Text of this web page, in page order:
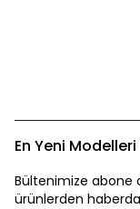
En Yeni
Bültenimize abone
ürünlerden